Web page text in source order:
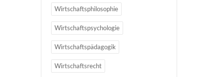
Wirtschaftsphilosophie
Wirtschaftspsychologie
Wirtschaftspädagogik
Wirtschaftsrecht